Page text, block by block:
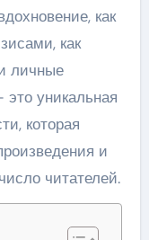
как
как
личные
уникальная
которая
и
читателей.